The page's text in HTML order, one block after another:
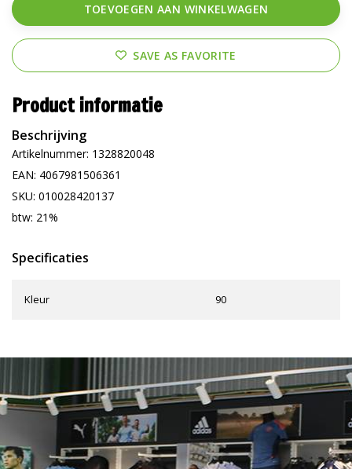
TOEVOEGEN AAN WINKELWAGEN
SAVE AS FAVORITE
Product informatie
Beschrijving
Artikelnummer: 1328820048
EAN: 4067981506361
SKU: 010028420137
btw: 21%
Specificaties
Kleur 90